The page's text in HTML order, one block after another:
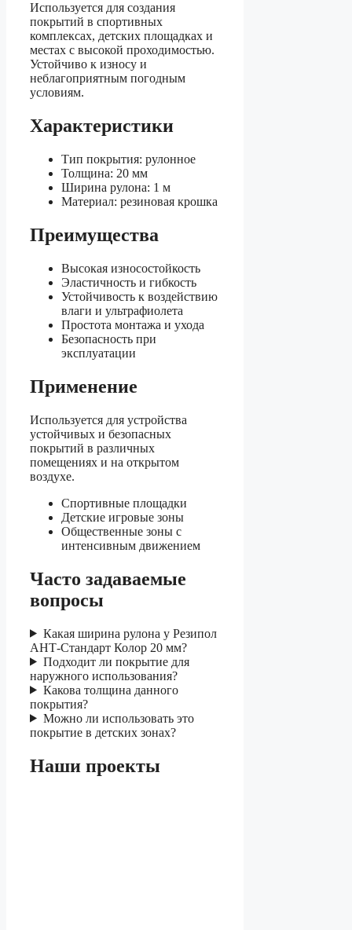
Используется для создания
покрытий в спортивных
комплексах, детских площадках и
местах с высокой проходимостью.
Устойчиво к износу и
неблагоприятным погодным
условиям.
Характеристики
Тип покрытия: рулонное
Толщина: 20 мм
Ширина рулона: 1 м
Материал: резиновая крошка
Преимущества
Высокая износостойкость
Эластичность и гибкость
Устойчивость к воздействию
влаги и ультрафиолета
Простота монтажа и ухода
Безопасность при
эксплуатации
Применение
Используется для устройства
устойчивых и безопасных
покрытий в различных
помещениях и на открытом
воздухе.
Спортивные площадки
Детские игровые зоны
Общественные зоны с
интенсивным движением
Часто задаваемые
вопросы
Какая ширина рулона у Резипол
АНТ-Стандарт Колор 20 мм?
Подходит ли покрытие для
наружного использования?
Какова толщина данного
покрытия?
Можно ли использовать это
покрытие в детских зонах?
Наши проекты